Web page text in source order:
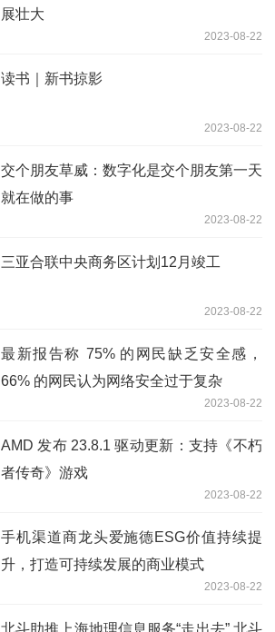
展壮大
2023-08-22
读书｜新书掠影
2023-08-22
交个朋友草威：数字化是交个朋友第一天
就在做的事
2023-08-22
三亚合联中央商务区计划12月竣工
2023-08-22
最新报告称 75% 的网民缺乏安全感，
66% 的网民认为网络安全过于复杂
2023-08-22
AMD 发布 23.8.1 驱动更新：支持《不朽
者传奇》游戏
2023-08-22
手机渠道商龙头爱施德ESG价值持续提
升，打造可持续发展的商业模式
2023-08-22